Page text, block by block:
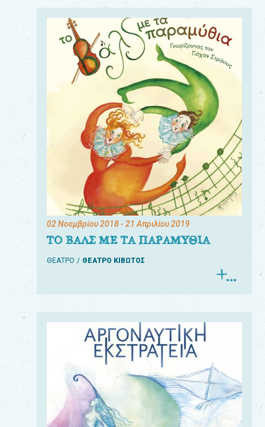
02 Νοεμβρίου 2018- 21 Απριλίου 2019
ΤΟ ΒΑΛΣ ΜΕ ΤΑ ΠΑΡΑΜΥΘΙΑ
ΘΕΑΤΡΟ ΘΕΑΤΡΟ ΚΙΒΩΤΟΣ